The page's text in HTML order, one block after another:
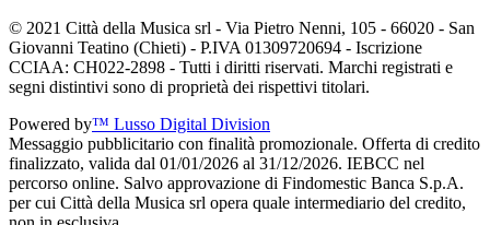
© 2021 Città della Musica srl - Via Pietro Nenni, 105 - 66020 - San
Giovanni Teatino (Chieti) - P.IVA 01309720694 - Iscrizione
CCIAA: CH022-2898 - Tutti i diritti riservati. Marchi registrati e
segni distintivi sono di proprietà dei rispettivi titolari.
Powered by™ Lusso Digital Division
Messaggio pubblicitario con finalità promozionale. Offerta di credito
finalizzato, valida dal 01/01/2026 al 31/12/2026. IEBCC nel
percorso online. Salvo approvazione di Findomestic Banca S.p.A.
per cui Città della Musica srl opera quale intermediario del credito,